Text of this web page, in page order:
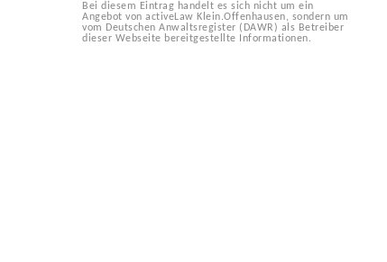
Bei diesem Eintrag handelt es sich nicht um ein
Angebot von activeLaw Klein.Offenhausen, sondern um
vom Deutschen Anwaltsregister (DAWR) als Betreiber
dieser Webseite bereitgestellte Informationen.